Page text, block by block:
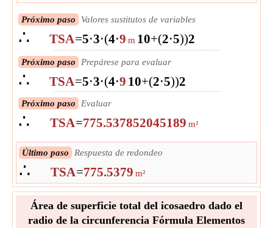
Próximo paso Valores sustitutos de variables
∴ TSA=5⋅3⋅(4⋅9 m 10+(2⋅5))2
Próximo paso Prepárese para evaluar
∴ TSA=5⋅3⋅(4⋅9 10+(2⋅5))2
Próximo paso Evaluar
∴ TSA=775.537852045189 m²
Último paso Respuesta de redondeo
∴ TSA=775.5379 m²
Área de superficie total del icosaedro dado el
radio de la circunferencia Fórmula Elementos